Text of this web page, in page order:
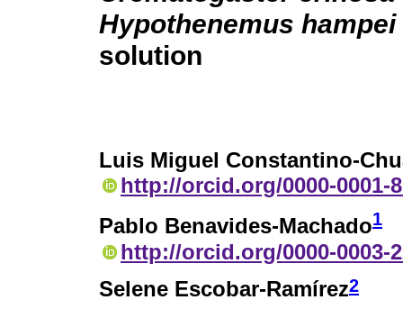
Hypothenemus hampei
solution
Luis Miguel Constantino-
http://orcid.org/0000-0001-
Pablo Benavides-Machado1
http://orcid.org/0000-0003-
Selene Escobar-Ramírez2